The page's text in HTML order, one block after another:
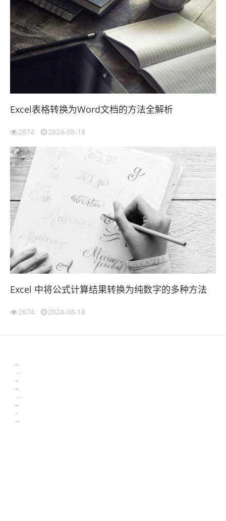
Excel表格转换为Word文档的方法全解析
2874 2024-08-18
Excel 中将公式计算结果转换为纯数字的多种方法
2874 2024-08-18